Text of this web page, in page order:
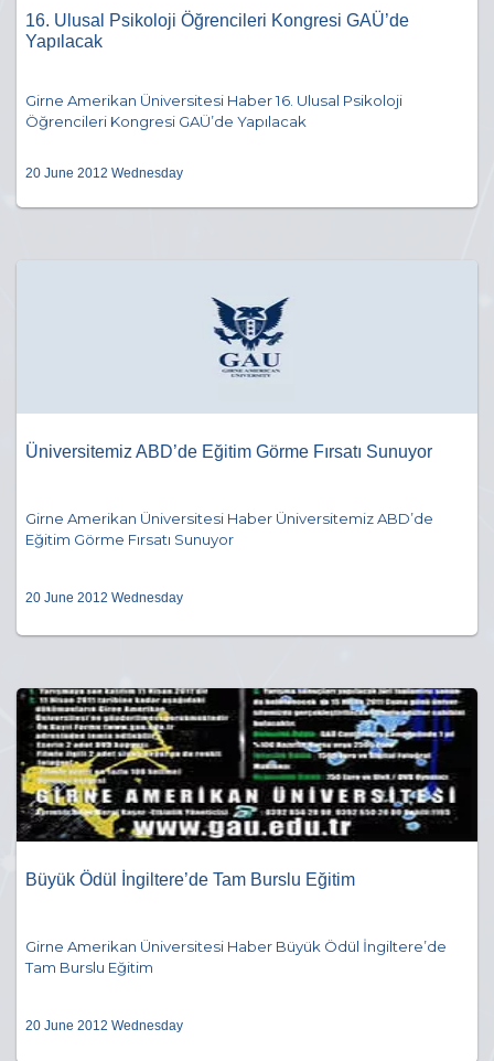
16. Ulusal Psikoloji Öğrencileri Kongresi GAÜ’de
Yapılacak
Girne Amerikan Üniversitesi Haber 16. Ulusal Psikoloji
Öğrencileri Kongresi GAÜ’de Yapılacak
20 June 2012 Wednesday
Üniversitemiz ABD’de Eğitim Görme Fırsatı Sunuyor
Girne Amerikan Üniversitesi Haber Üniversitemiz ABD’de
Eğitim Görme Fırsatı Sunuyor
20 June 2012 Wednesday
Büyük Ödül İngiltere’de Tam Burslu Eğitim
Girne Amerikan Üniversitesi Haber Büyük Ödül İngiltere’de
Tam Burslu Eğitim
20 June 2012 Wednesday